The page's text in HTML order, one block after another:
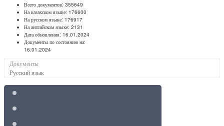
Всего документов: 355649
На казахском языке: 176600
На русском языке: 176917
На английском языке: 2131
Дата обновления: 16.01.2024
Документы по состоянию на:
16.01.2024
Документы
Русский язык